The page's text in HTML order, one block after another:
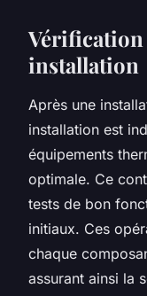
Vérification
installation
Après une
installation est
équipements
optimale. Ce
tests de bon
initiaux. Ces
chaque
assurant ainsi la